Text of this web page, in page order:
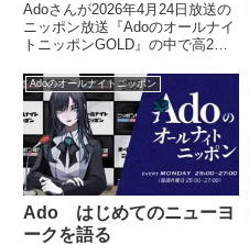
Adoさんが2026年4月24日放送の
ニッポン放送『Adoのオールナイ
トニッポンGOLD』の中で高2の
り返り。自分以外の同僚に日本語
が全く通じず、翻訳機を介してコ
ミュニケーションを取らざるを得
なかったため5日ぐらいで飛んで
しまったと話していました。
Adoのオールナイトニッポン
Ado はじめてのニューヨ
ークを語る